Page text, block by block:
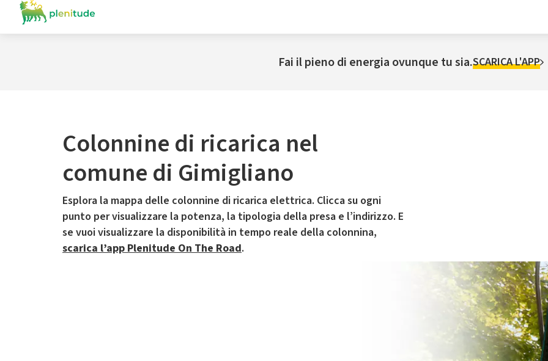
Fai il pieno di energia ovunque tu sia.SCARICA L'APP
Colonnine di ricarica nel
comune di Gimigliano
Esplora la mappa delle colonnine di ricarica elettrica. Clicca su ogni
punto per visualizzare la potenza, la tipologia della presa e l’indirizzo. E
se vuoi visualizzare la disponibilità in tempo reale della colonnina,
scarica l’app Plenitude On The Road.
Il servizio di mobilità elettrica è gestito da Plenitude On The Road